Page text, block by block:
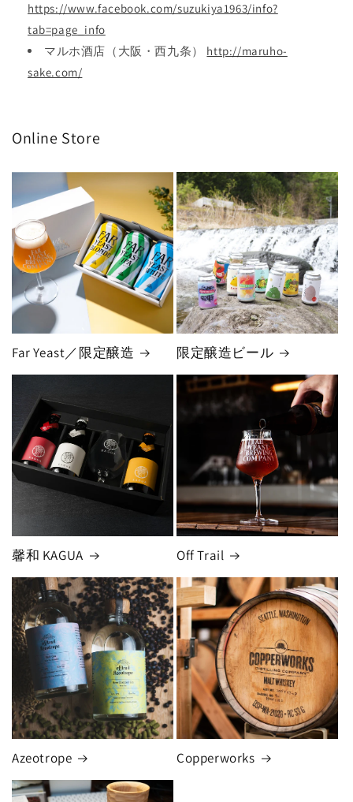
https://www.facebook.com/suzukiya1963/info?
tab=page_info
マルホ酒店（大阪・西九条） http://maruho-
sake.com/
Online Store
Far Yeast／限定醸造 限定醸造ビール
馨和 KAGUA Off Trail
Azeotrope Copperworks